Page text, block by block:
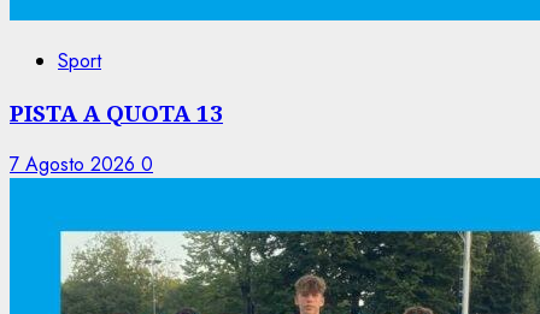
Sport
PISTA A QUOTA 13
7 Agosto 2026 0